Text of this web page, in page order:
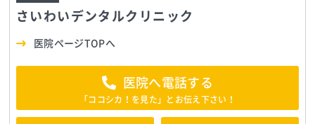
さいわいデンタルクリニック
医院ページTOPへ
医院へ電話する
「ココシカ！を見た」とお伝え下さい！